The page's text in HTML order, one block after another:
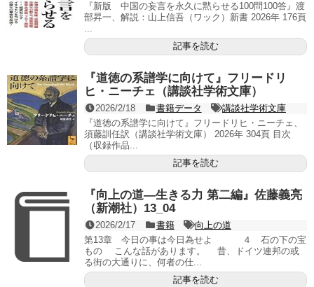
『新版 中国の妄言を永久に黙らせる100問100答』渡
部昇一、解説：山上信吾（ワック）新書 2026年 176頁
...
記事を読む
『道徳の系譜学に向けて』フリードリ
ヒ・ニーチェ（講談社学術文庫）
2026/2/18 書籍データ
講談社学術文庫
『道徳の系譜学に向けて』フリードリヒ・ニーチェ、
須藤訓任訳（講談社学術文庫） 2026年 304頁 目次
（収録作品...
記事を読む
『向上の道―生きる力 第二編』佐藤義亮
（新潮社）13_04
2026/2/17 書籍
向上の道
第13章 今日の事は今日為せよ ４ 石の下の宝
もの こんな話があります。 昔、ドイツ連邦の或
る街の大通りに、何者の仕...
記事を読む